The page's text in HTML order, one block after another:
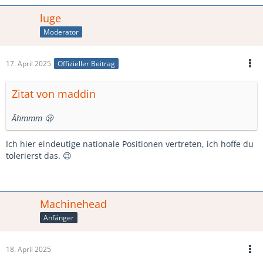
luge
Moderator
17. April 2025 Offizieller Beitrag
Zitat von maddin
Ähmmm 🫢
Ich hier eindeutige nationale Positionen vertreten, ich hoffe du
tolerierst das. 😉
Machinehead
Anfänger
18. April 2025